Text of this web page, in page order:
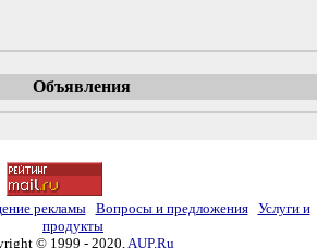
Объявления
рекламы Вопросы и предложения
Услуги и
продукты
© 1999 - 2020,AUP.Ru